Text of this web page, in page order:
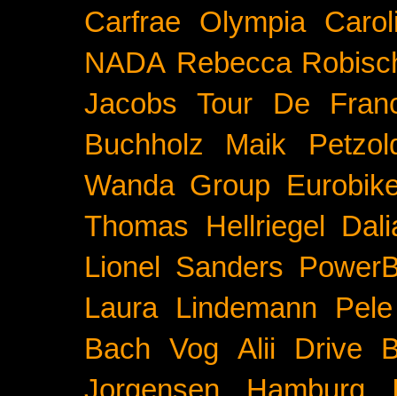
Carfrae
Olympia
NADA Rebecca
Jacobs
Tour De
Buchholz
Maik
Wanda Group
Thomas Hellriegel
Lionel Sanders
Laura Lindemann
Pele
Bach Vog Alii Drive